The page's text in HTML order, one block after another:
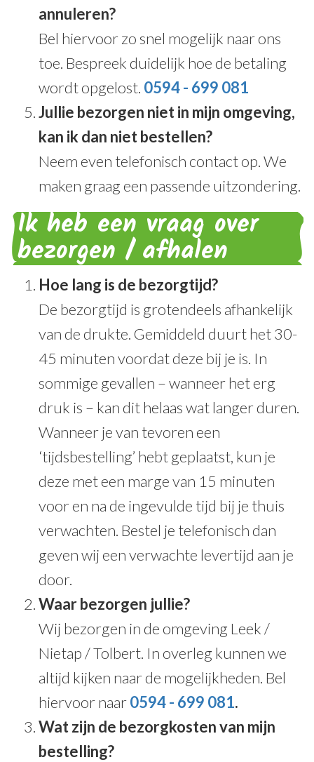
annuleren?
Bel hiervoor zo snel mogelijk naar ons
toe. Bespreek duidelijk hoe de betaling
wordt opgelost. 0594 - 699 081
Jullie bezorgen niet in mijn omgeving,
kan ik dan niet bestellen?
Neem even telefonisch contact op. We
maken graag een passende uitzondering.
Ik heb een vraag over
bezorgen / afhalen
Hoe lang is de bezorgtijd?
De bezorgtijd is grotendeels afhankelijk
van de drukte. Gemiddeld duurt het 30-
45 minuten voordat deze bij je is. In
sommige gevallen – wanneer het erg
druk is – kan dit helaas wat langer duren.
Wanneer je van tevoren een
‘tijdsbestelling’ hebt geplaatst, kun je
deze met een marge van 15 minuten
voor en na de ingevulde tijd bij je thuis
verwachten. Bestel je telefonisch dan
geven wij een verwachte levertijd aan je
door.
Waar bezorgen jullie?
Wij bezorgen in de omgeving Leek /
Nietap / Tolbert. In overleg kunnen we
altijd kijken naar de mogelijkheden. Bel
hiervoor naar0594 - 699 081.
Wat zijn de bezorgkosten van mijn
bestelling?